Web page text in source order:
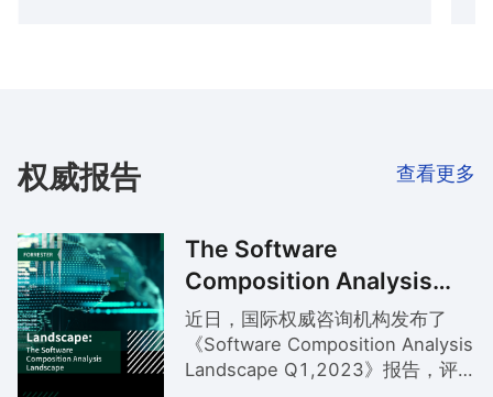
权威报告 查看更多
The Software
Composition Analysis
Landscape, Q1 2023
近日，国际权威咨询机构发布了
《Software Composition Analysis
Landscape Q1,2023》报告，评